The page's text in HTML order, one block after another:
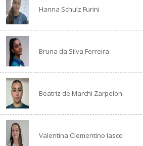
Hanna Schulz Furini
Bruna da Silva Ferreira
Beatriz de Marchi Zarpelon
Valentina Clementino Iasco